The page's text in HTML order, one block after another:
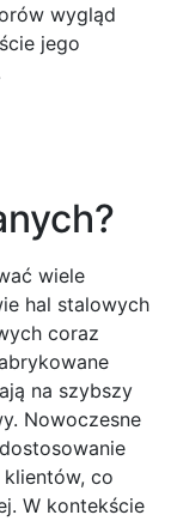
wygląd
jego
wiele
hal stalowych
coraz
na szybszy
Nowoczesne
co
W kontekście